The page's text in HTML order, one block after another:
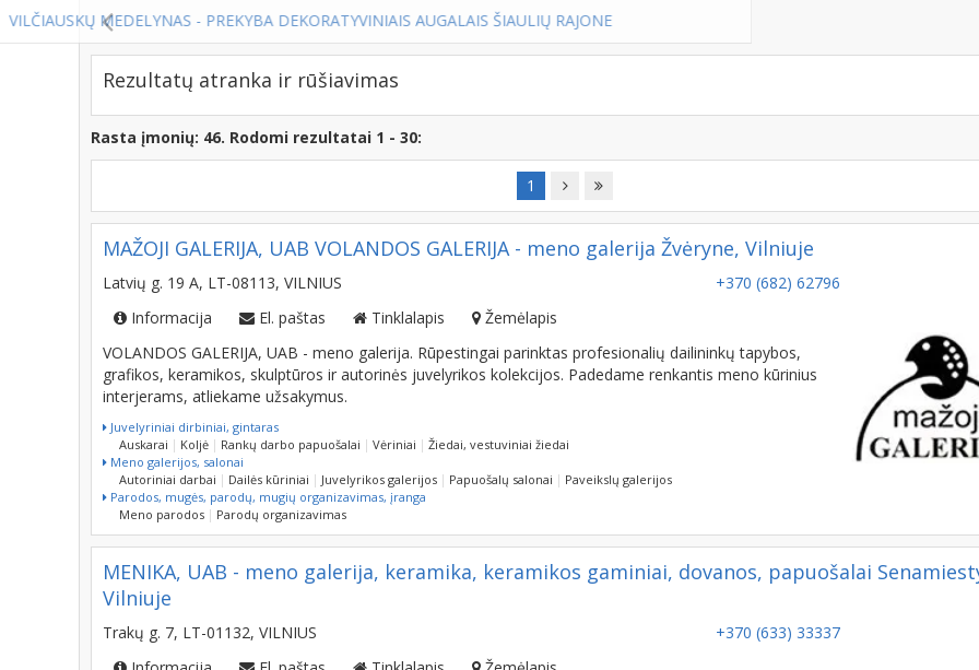
Rezultatų atranka ir rūšiavimas
Rasta įmonių: 46. Rodomi rezultatai 1 - 30:
1
MAŽOJI GALERIJA, UAB VOLANDOS GALERIJA - meno galerija Žvėryne, Vilniuje
Latvių g. 19 A, LT-08113, VILNIUS
+370 (682) 62796
Informacija
El. paštas Tinklalapis
Žemėlapis
VOLANDOS GALERIJA, UAB - meno galerija. Rūpestingai parinktas profesionalių dailininkų tapybos,
grafikos, keramikos, skulptūros ir autorinės juvelyrikos kolekcijos. Padedame renkantis meno kūrinius
interjerams, atliekame užsakymus.
Juvelyriniai dirbiniai, gintaras
Auskarai
Koljė Rankų darbo papuošalai Vėriniai
Žiedai, vestuviniai žiedai
Meno galerijos, salonai
Autoriniai darbai
Dailės kūriniai Juvelyrikos galerijos Papuošalų salonai
Paveikslų galerijos
Parodos, mugės, parodų, mugių organizavimas, įranga
Meno parodos
Parodų organizavimas
MENIKA, UAB - meno galerija, keramika, keramikos gaminiai, dovanos, papuošalai
Vilniuje
Trakų g. 7, LT-01132, VILNIUS
+370 (633) 33337